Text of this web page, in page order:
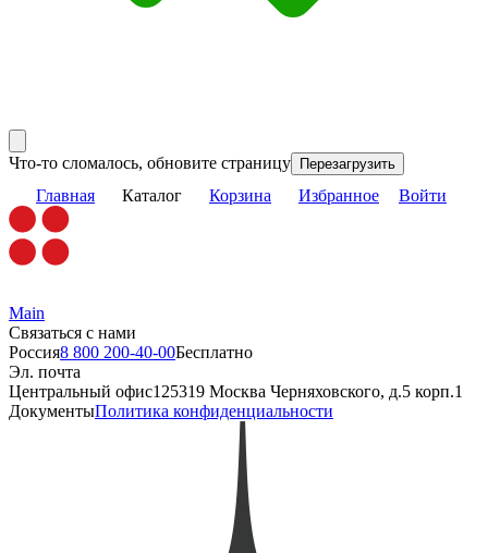
Что-то сломалось, обновите страницу Перезагрузить
Главная Каталог Корзина Избранное Войти
Main
Связаться с нами
Россия8 800 200-40-00Бесплатно
Эл. почта
Центральный офис125319 Москва Черняховского, д.5 корп.1
ДокументыПолитика конфиденциальности